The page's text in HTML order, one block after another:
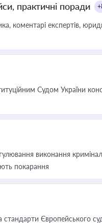
практичні поради
коментарі експертів,
Судом України
виконання
покарання
стандарти Європейського